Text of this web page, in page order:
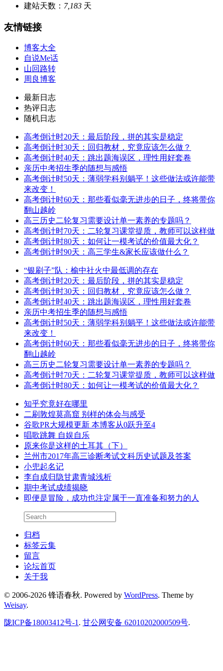
建站天数： 7,183 天
友情链接
博客大全
自说Me话
山回路转
周良博客
最新日志
热评日志
随机日志
高考倒计时20天：最后阶段，拼的其实是稳定
高考倒计时30天：回归教材，究竟应该怎么做？
高考倒计时40天：跳出题海误区，理性用好套卷
亲历中考招生季的随想与感悟
高考倒计时50天：薄弱学科别躺平！这些做法或许能带
来改变！
高考倒计时60天：那些看似毫无进步的日子，终将带你
翻山越岭
高三历史二轮复习需要设计单一素养的专题吗？
高考倒计时70天：二轮复习课堂提质，教师可以这样做
高考倒计时80天：如何让一模考试的价值最大化？
高考倒计时90天：高三学生&家长应该做什么？
“银刷子”队：榆中社火中最低调的存在
高考倒计时20天：最后阶段，拼的其实是稳定
高考倒计时30天：回归教材，究竟应该怎么做？
高考倒计时40天：跳出题海误区，理性用好套卷
亲历中考招生季的随想与感悟
高考倒计时50天：薄弱学科别躺平！这些做法或许能带
来改变！
高考倒计时60天：那些看似毫无进步的日子，终将带你
翻山越岭
高三历史二轮复习需要设计单一素养的专题吗？
高考倒计时70天：二轮复习课堂提质，教师可以这样做
高考倒计时80天：如何让一模考试的价值最大化？
知乎究竟好在哪里
二刷敦煌莫高窟 别样的体会与感受
谷歌PR大规模更新 本博客从0跃升至4
唱歌跳舞 自娱自乐
原来你是这样的土耳其（下）
兰州市2017年高三诊断考试文科历史试题及答案
小兜起名记
李自成归隐甘肃青城浅析
期中考试成绩揭晓
即便是冒险，成功也注定属于一直准备和努力的人
归档
标签云集
留言
论坛首页
关于我
© 2006-2026 锋语春秋. Powered by WordPress. Theme by
Weisay.
陇ICP备18003412号-1 . 甘公网安备 62010202000509号.